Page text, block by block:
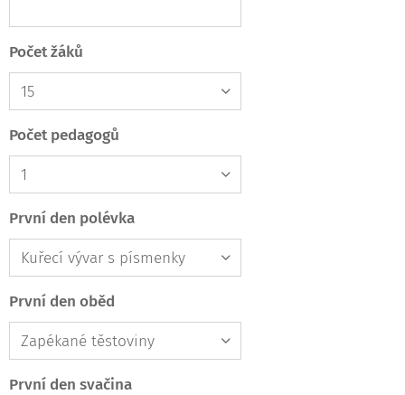
Počet žáků
Počet pedagogů
První den polévka
První den oběd
První den svačina